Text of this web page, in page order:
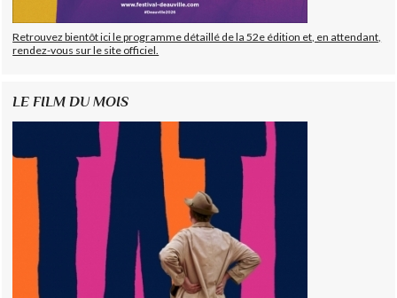
Retrouvez bientôt ici le programme détaillé de la 52e édition et, en attendant,
rendez-vous sur le site officiel.
LE FILM DU MOIS